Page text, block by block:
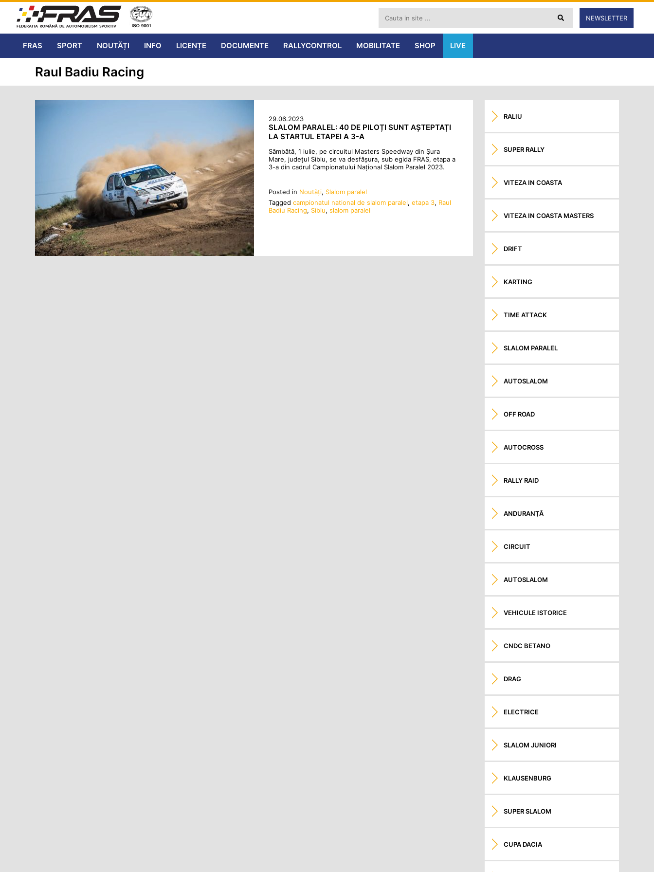
NEWSLETTER
FRAS SPORT NOUTĂȚI INFO LICENȚE DOCUMENTE RALLYCONTROL MOBILITATE SHOP LIVE
Raul Badiu Racing
29.06.2023
SLALOM PARALEL: 40 DE PILOȚI SUNT AȘTEPTAȚI
LA STARTUL ETAPEI A 3-A
Sâmbătă, 1 iulie, pe circuitul Masters Speedway din Șura
Mare, județul Sibiu, se va desfășura, sub egida FRAS, etapa a
3-a din cadrul Campionatului Național Slalom Paralel 2023.
Posted in Noutăţi, Slalom paralel
Tagged campionatul national de slalom paralel, etapa 3, Raul
Badiu Racing, Sibiu, slalom paralel
RALIU
SUPER RALLY
VITEZA IN COASTA
VITEZA IN COASTA MASTERS
DRIFT
KARTING
TIME ATTACK
SLALOM PARALEL
AUTOSLALOM
OFF ROAD
AUTOCROSS
RALLY RAID
ANDURANŢĂ
CIRCUIT
AUTOSLALOM
VEHICULE ISTORICE
CNDC BETANO
DRAG
ELECTRICE
SLALOM JUNIORI
KLAUSENBURG
SUPER SLALOM
CUPA DACIA